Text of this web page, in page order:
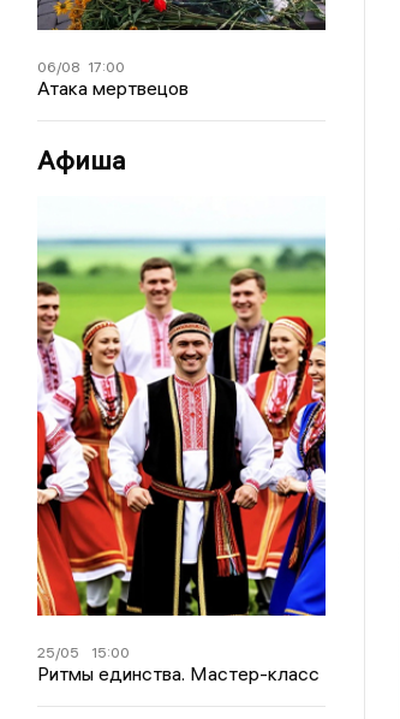
06/08 17:00
Атака мертвецов
Афиша
25/05 15:00
Ритмы единства. Мастер-класс